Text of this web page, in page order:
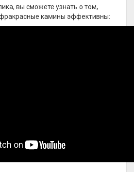
вы сможете узнать о том,
камины эффективны: